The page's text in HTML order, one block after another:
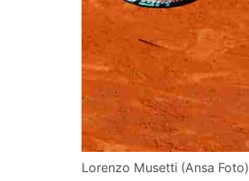
Lorenzo Musetti (Ansa Foto)